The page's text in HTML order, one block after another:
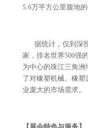
5.6万平方公里腹地
据统计，仅到深投
家，排名世界500强
为中心的珠江三角
了对橡塑机械、橡
业庞大的市场需求。